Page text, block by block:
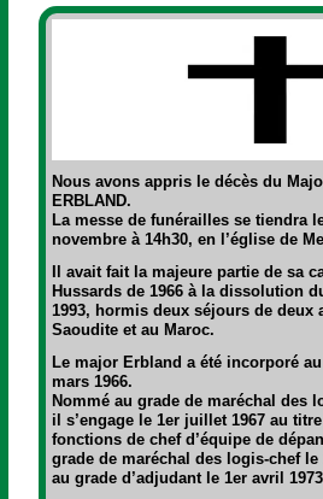
Nous avons appris le décès du
ERBLAND.
La messe de funérailles se tiendra
novembre à 14h30, en l’église de
Il avait fait la majeure partie de sa
Hussards de 1966 à la dissolution
1993, hormis deux séjours de deux
Saoudite et au Maroc.
Le major Erbland a été incorporé
mars 1966.
Nommé au grade de maréchal des
il s’engage le 1er juillet 1967 au
fonctions de chef d’équipe de
grade de maréchal des logis-chef
au grade d’adjudant le 1er avril